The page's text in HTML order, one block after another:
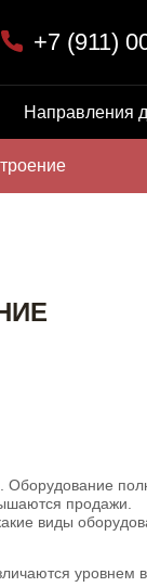
+7 (911)
Направления
продажи.
виды
уровнем